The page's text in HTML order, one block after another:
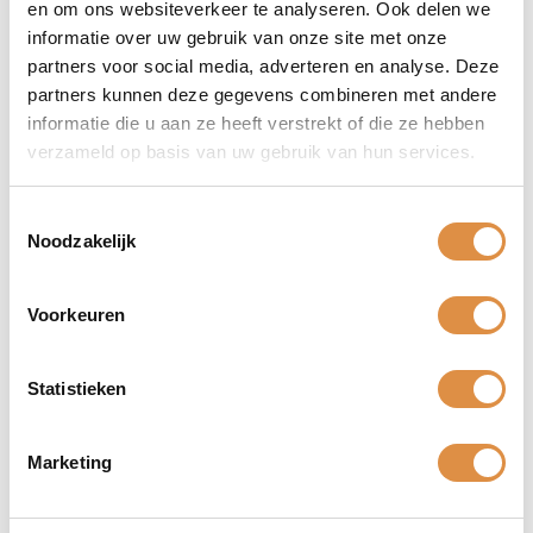
en om ons websiteverkeer te analyseren. Ook delen we
informatie over uw gebruik van onze site met onze
partners voor social media, adverteren en analyse. Deze
partners kunnen deze gegevens combineren met andere
informatie die u aan ze heeft verstrekt of die ze hebben
verzameld op basis van uw gebruik van hun services.
Noodzakelijk
Voorkeuren
Statistieken
Marketing
kunt genieten van de authentieke smaken van
Italië.
Onder andere zijn wij groot fan van wijnen uit
Piëmonte. De wijnhuizen uit Piëmonte met onder
andere Roberto Sarottohebben een speciaal
plekje in ons hart. Als je het gebied inrijdt, waan je
favoriet van ons is Toscane, met haar prachtige
we altijd de beste wijnhuizen van de regio Chianti
goede wijnmaker
onze wijnhandel
Een goede wijnmaker is de sleutel tot een